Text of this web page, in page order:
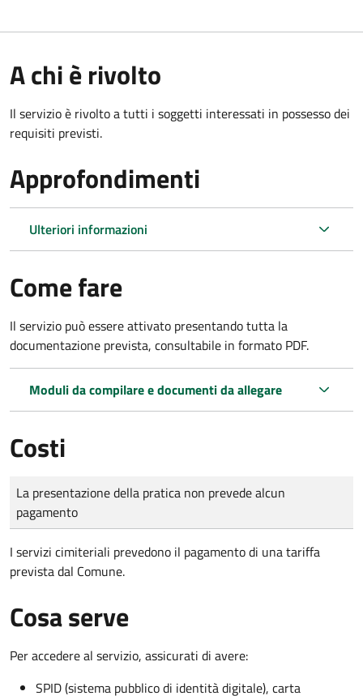
A chi è rivolto
Il servizio è rivolto a tutti i soggetti interessati in possesso dei
requisiti previsti.
Approfondimenti
Ulteriori informazioni
Come fare
Il servizio può essere attivato presentando tutta la
documentazione prevista, consultabile in formato PDF.
Moduli da compilare e documenti da allegare
Costi
Tipo di pagamento
Importo
La presentazione della pratica non prevede alcun
pagamento
I servizi cimiteriali prevedono il pagamento di una tariffa
prevista dal Comune.
Cosa serve
Per accedere al servizio, assicurati di avere:
SPID (sistema pubblico di identità digitale), carta